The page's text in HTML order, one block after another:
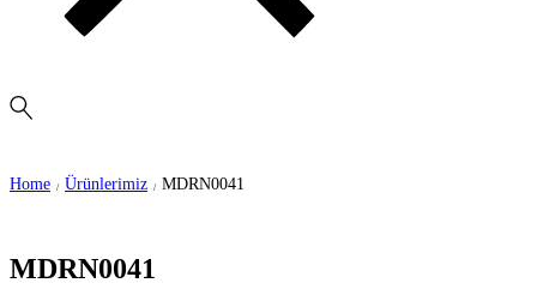
Home / Ürünlerimiz / MDRN0041
MDRN0041